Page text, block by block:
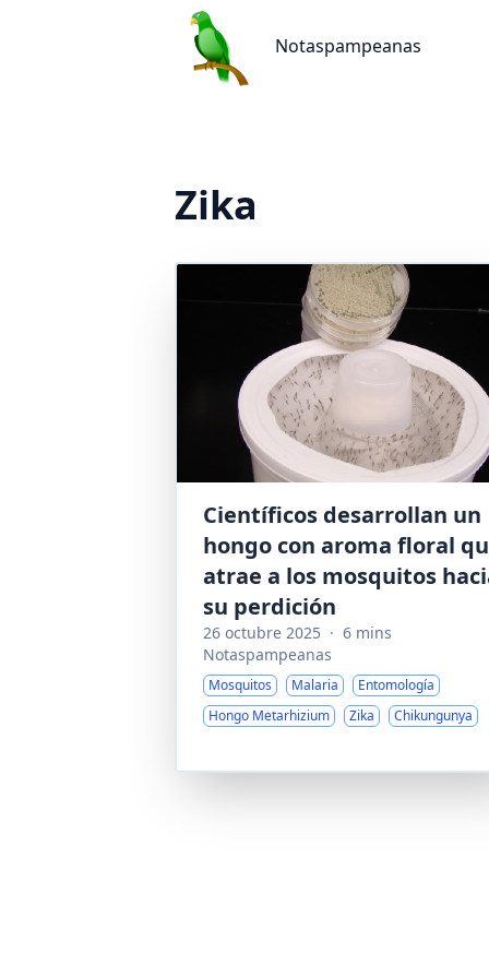
Notaspampeanas
Notaspampeanas
Zika
Científicos desarrollan un
hongo con aroma floral
atrae a los mosquitos
su perdición
26 octubre 2025 · 6 mins
Notaspampeanas
Mosquitos Malaria
Entomología
Hongo Metarhizium
Zika Chikungunya